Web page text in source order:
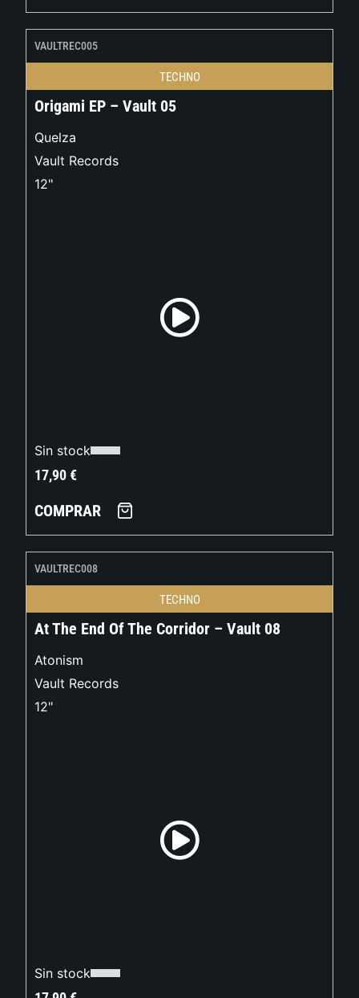
VAULTREC005
TECHNO
Origami EP – Vault 05
Quelza
Vault Records
12"
Sin stock
17,90€
COMPRAR
VAULTREC008
TECHNO
At The End Of The Corridor – Vault 08
Atonism
Vault Records
12"
Sin stock